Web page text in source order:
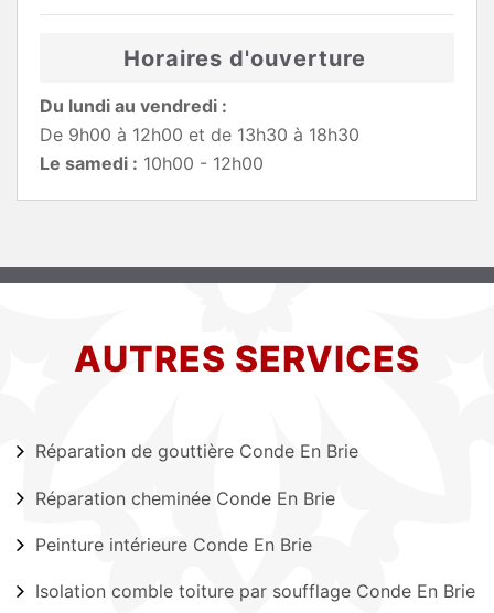
Horaires d'ouverture
Du lundi au vendredi :
De 9h00 à 12h00 et de 13h30 à 18h30
Le samedi : 10h00 - 12h00
AUTRES SERVICES
Réparation de gouttière Conde En Brie
Réparation cheminée Conde En Brie
Peinture intérieure Conde En Brie
Isolation comble toiture par soufflage Conde En Brie